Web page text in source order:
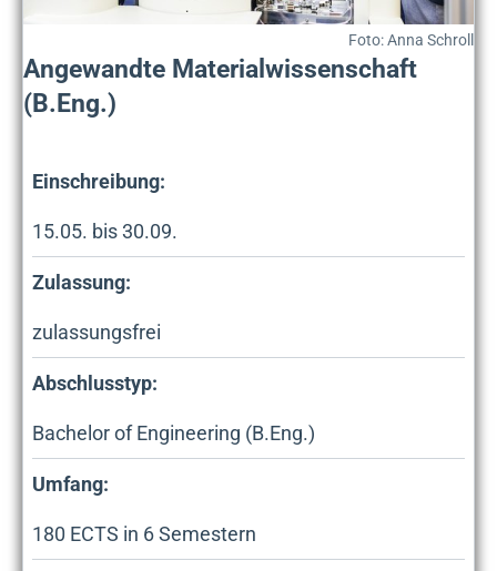
Foto: Anna Schroll
Angewandte Materialwissenschaft
(B.Eng.)
Einschreibung:
15.05. bis 30.09.
Zulassung:
zulassungsfrei
Abschlusstyp:
Bachelor of Engineering (B.Eng.)
Umfang:
180 ECTS in 6Semestern